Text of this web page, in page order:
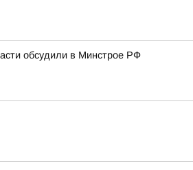
обсудили в Минстрое РФ